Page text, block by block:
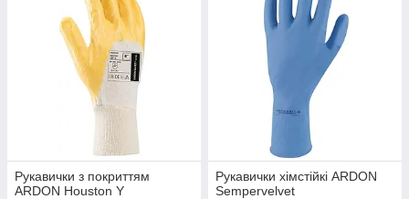
Рукавички з покриттям
ARDON Houston Y
Рукавички хімстійкі ARDON
Sempervelvet